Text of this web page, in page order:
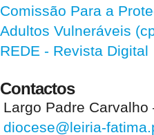
Comissão Para a
Adultos Vulneráveis
REDE - Revista Digital
Contactos
Largo Padre
diocese@leiria-